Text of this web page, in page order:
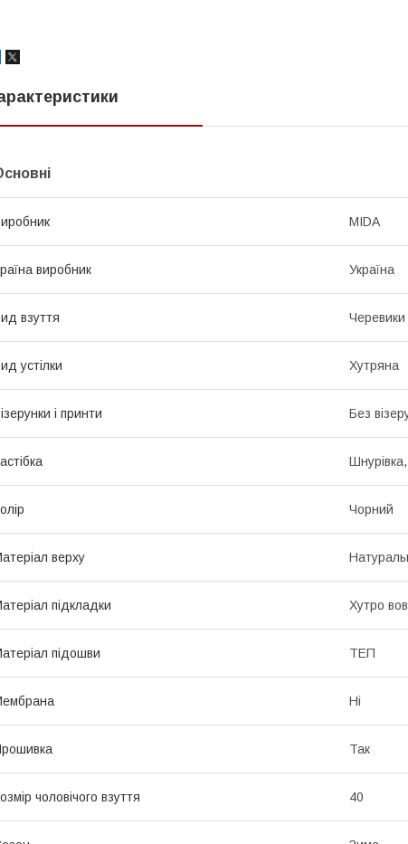
MIDA
виробник Україна
взуття Черевики
устілки Хутряна
і принти Без
Чорний
верху
підкладки Хутро
підошви ТЕП
Ні
Так
чоловічого взуття 40